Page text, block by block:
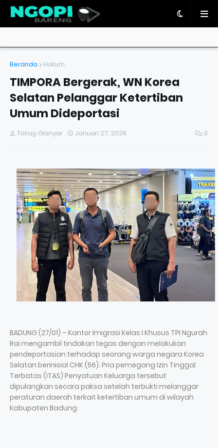
Beranda Hukum
TIMPORA Bergerak, WN Korea
Selatan Pelanggar Ketertiban
Umum Dideportasi
Tatag Gianyar Januari 27, 2026 0
BADUNG (27/01) – Kantor Imigrasi Kelas I Khusus TPI Ngurah
Rai mengambil tindakan tegas dengan melakukan
pendeportasian terhadap seorang warga negara Korea
Selatan berinisial CHK (56). Pria pemegang Izin Tinggal
Terbatas (ITAS) Penyatuan Keluarga tersebut
dipulangkan secara paksa setelah terbukti melanggar
peraturan daerah terkait ketertiban umum di wilayah
Kabupaten Badung.